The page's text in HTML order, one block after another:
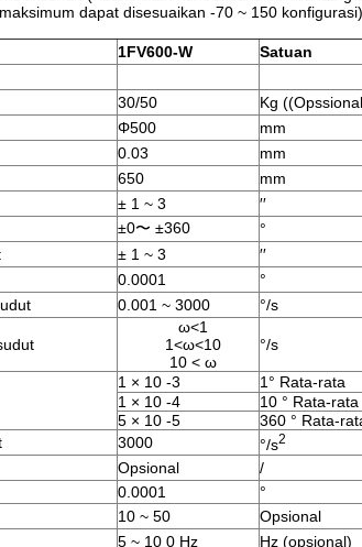
dapat disesuaikan -70 ~ 150 konfigurasi)
1FV600-W
Satuan
30/50
Kg
Φ500
mm
0.03
mm
650
mm
± 1 ~ 3
′′
±0〜 ±360
°
± 1 ~ 3
′′
0.0001
°
0.001 ~ 3000 °/s
ω<1
1<ω<10
10 < ω
°/s
1 × 10 -3
1° Rata-rata
1 × 10 -4
10 ° Rata-rata
5 × 10 -5
360 ° Rata-
3000 °/s2
Opsional
/
0.0001
°
10 ~ 50
Opsional
5 ~ 10 0 Hz Hz (opsional)